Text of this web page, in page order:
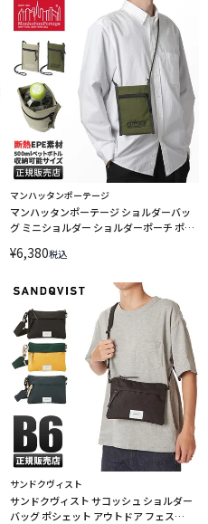
マンハッタンポーテージ
マンハッタンポーテージ ショルダーバッ
グ ミニショルダー ショルダーポーチ ポシ
500CDFOREST LINECPN
¥6,380税込
サンドクヴィスト
サンドクヴィスト サコッシュ ショルダー
バッグ ポシェット アウトドア フェス